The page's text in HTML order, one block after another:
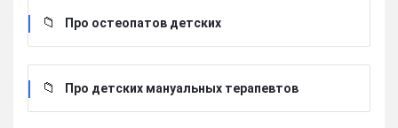
Про остеопатов детских
Про детских мануальных терапевтов